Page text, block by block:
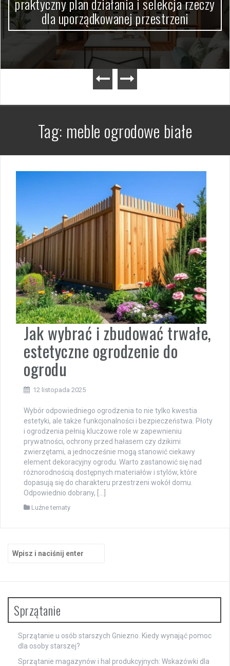
dla uporządkowanej przestrzeni
Tag: meble ogrodowe białe
Jak wybrać i zbudować trwałe,
estetyczne ogrodzenie do
ogrodu
12 listopada 2025
Wybór odpowiedniego ogrodzenia to nie tylko kwestia
estetyki, ale także funkcjonalności i bezpieczeństwa. Płoty
i ogrodzenia pełnią kluczowe role w zapewnieniu
prywatności, ochrony przed hałasem czy dzikimi
zwierzętami, a jednocześnie mogą stanowić ciekawy
element dekoracyjny ogrodu. Warto zastanowić się nad
różnorodnością dostępnych materiałów i stylów, które
dopasują się do charakteru przestrzeni wokół domu.
Odpowiednio dobrany, […]
Luźne tematy
Sprzątanie
Sprzątanie u osób starszych Gniezno. Kiedy wynająć pomoc
dla osoby starszej?
Sprzątanie magazynów i hal produkcyjnych: Wskazówki dla